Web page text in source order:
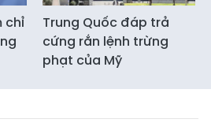
chỉ
Trung Quốc đáp trả
cứng rắn lệnh trừng
phạt của Mỹ